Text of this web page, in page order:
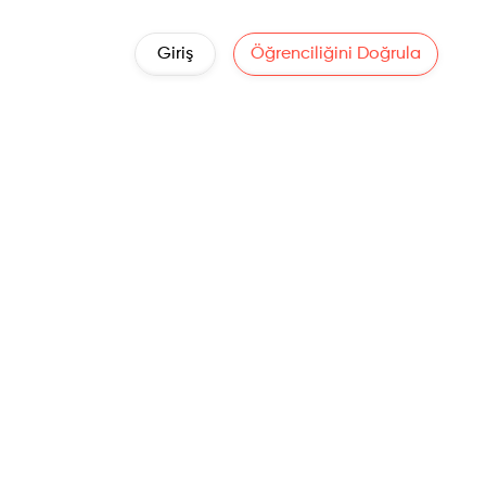
Giriş Öğrenciliğini Doğrula